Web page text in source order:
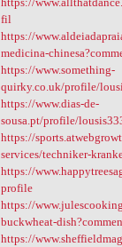
fil
https://
medicina-
https://www.something-
quirky.co.uk/profile/
https://www.dias-de-
sousa.pt/profile/
https://
services/techniker-
https://
profile
https://
buckwheat-
https://